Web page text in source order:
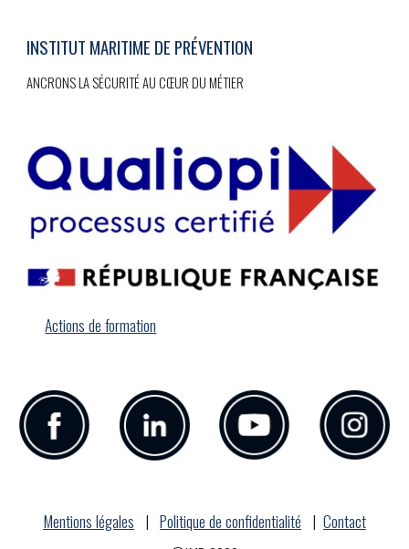
INSTITUT MARITIME DE PRÉVENTION
ANCRONS LA SÉCURITÉ AU CŒUR DU MÉTIER
Actions de formation
Mentions légales | Politique de confidentialité | Contact